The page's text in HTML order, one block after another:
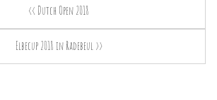
<< Dutch Open 2018
Elbecup 2018 in Radebeul >>